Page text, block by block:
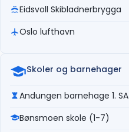
Eidsvoll Skibladnerbrygga
Oslo lufthavn
Skoler og barnehager
Andungen barnehage 1. SA
Bønsmoen skole (1-7)